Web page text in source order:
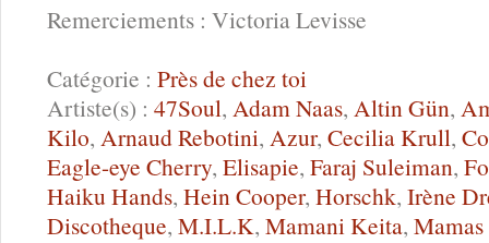
Remerciements : Victoria Levisse
Catégorie : Près de chez toi
Artiste(s) : 47Soul, Adam Naas, Altin Gün,
Kilo, Arnaud Rebotini, Azur, Cecilia Krull,
Eagle-eye Cherry, Elisapie, Faraj Suleiman,
Haiku Hands, Hein Cooper, Horschk, Irène
Discotheque, M.I.L.K, Mamani Keita,